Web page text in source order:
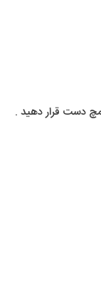
مچ دست قرار دهید .